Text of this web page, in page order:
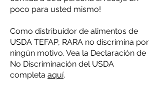
poco para usted mismo!
Como distribuidor de alimentos de
USDA TEFAP, RARA no discrimina por
ningún motivo. Vea la Declaración de
No Discriminación del USDA
completa aquí.